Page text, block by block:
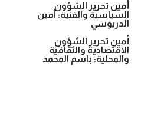
أمين تحرير الشؤون
السياسية والفنية: أمين
الدريوسي
أمين تحرير الشؤون
الاقتصادية والثقافية
والمحلية: باسم المحمد